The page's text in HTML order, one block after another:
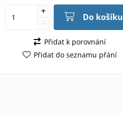
Do košíku
Přidat k porovnání
Přidat do seznamu přání